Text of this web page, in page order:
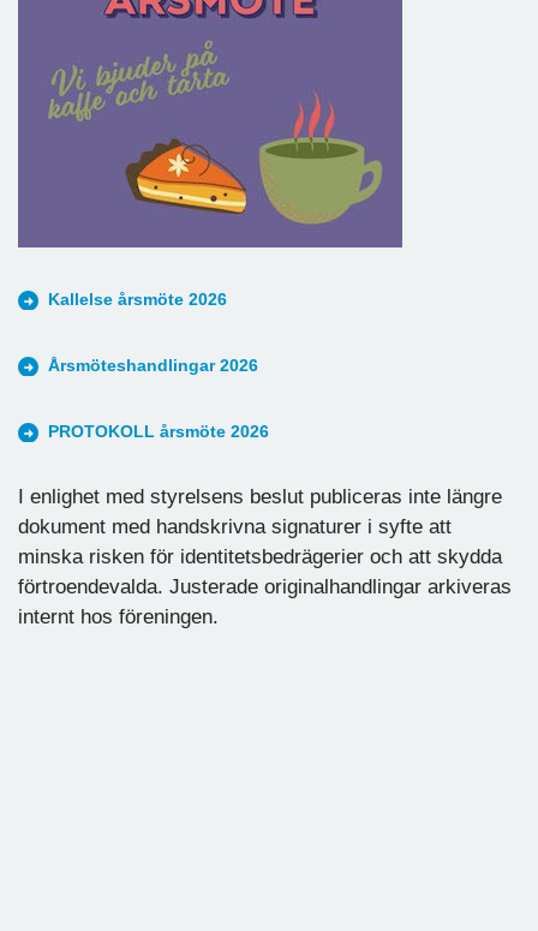
Kallelse årsmöte 2026
Årsmöteshandlingar 2026
PROTOKOLL årsmöte 2026
I enlighet med styrelsens beslut publiceras inte längre
dokument med handskrivna signaturer i syfte att
minska risken för identitetsbedrägerier och att skydda
förtroendevalda. Justerade originalhandlingar arkiveras
internt hos föreningen.